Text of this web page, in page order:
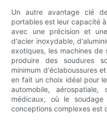
Un autre avantage clé
portables est leur capacité
avec une précision et
d'acier inoxydable,
exotiques, les machines
produire des soudures
minimum d'éclaboussures
en fait un choix idéal pour
automobile,
médicaux, où le
conceptions complexes est